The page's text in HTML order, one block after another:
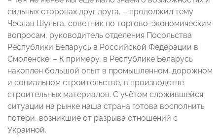
сильных сторонах друг друга, – продолжил тему
Чеслав Шульга, советник по торгово-экономическим
вопросам, руководитель отделения Посольства
Республики Беларусь в Российской Федерации в
Смоленске. – К примеру, в Республике Беларусь
накоплен большой опыт в промышленном, дорожном
и социальном строительстве, в производстве
строительных материалов. С учётом сложившейся
ситуации на рынке наша страна готова восполнить
потери, возникшие от разрыва отношений с
Украиной.